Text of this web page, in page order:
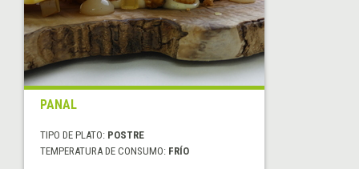
PANAL
TIPO DE PLATO: POSTRE
TEMPERATURA DE CONSUMO: FRÍO